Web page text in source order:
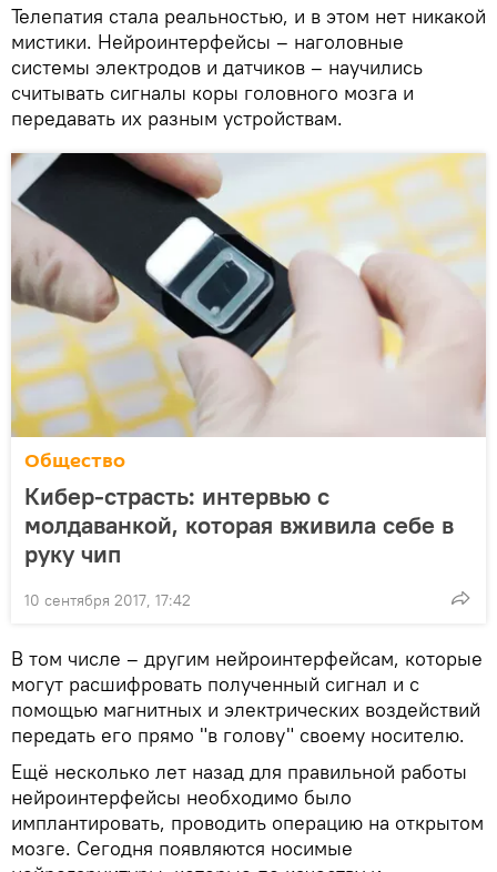
Телепатия стала реальностью, и в этом нет никакой
мистики. Нейроинтерфейсы – наголовные
системы электродов и датчиков – научились
считывать сигналы коры головного мозга и
передавать их разным устройствам.
Общество
Кибер-страсть: интервью с
молдаванкой, которая вживила себе в
руку чип
10 сентября 2017, 17:42
В том числе – другим нейроинтерфейсам, которые
могут расшифровать полученный сигнал и с
помощью магнитных и электрических воздействий
передать его прямо "в голову" своему носителю.
Ещё несколько лет назад для правильной работы
нейроинтерфейсы необходимо было
имплантировать, проводить операцию на открытом
мозге. Сегодня появляются носимые